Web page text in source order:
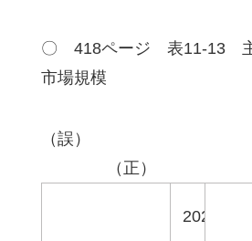
〇 418ページ 表11-13 主
市場規模
（誤
（正）
2021